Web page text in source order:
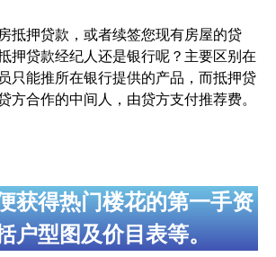
抵押贷款，或者续签您现有房屋的贷
押贷款经纪人还是银行呢？主要区别在
只能推所在银行提供的产品，而抵押贷
方合作的中间人，由贷方支付推荐费。
获得热门楼花的第一手资
户型图及价目表等。